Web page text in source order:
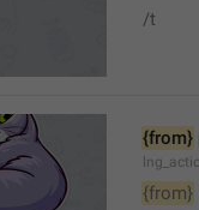
/t
{from}
{from}